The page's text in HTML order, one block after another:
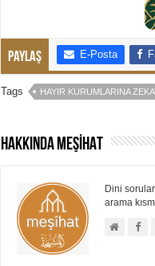
Paylaş E-Posta
Tags HAYIR KURUMLARINA
Hakkında MEŞİHAT
Dini
arama